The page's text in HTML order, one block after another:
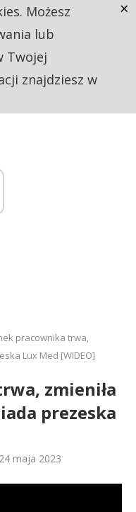
pracownika trwa,
Lux Med [WIDEO]
zmieniła
prezeska
24 maja 2023
Możesz
lub
Twojej
znajdziesz w
×